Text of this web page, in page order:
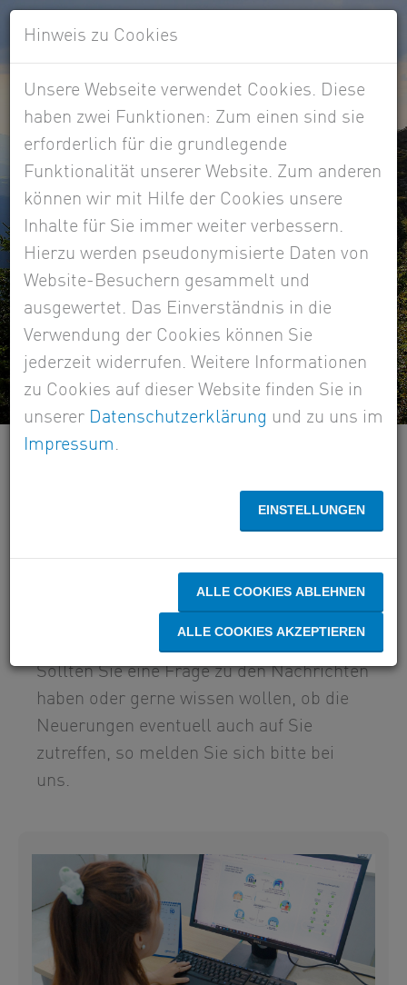
Blog
Informationen aus der Kanzlei Gernoth
Wir bieten Ihnen wöchentlich interessante
Informationen zu aktuellen
Veränderungen in steuerlichen,
Sollten Sie eine Frage zu den Nachrichten
haben oder gerne wissen wollen, ob die
Neuerungen eventuell auch auf Sie
zutreffen, so melden Sie sich bitte bei
uns.
Hinweis zu Cookies
Unsere Webseite verwendet Cookies. Diese
haben zwei Funktionen: Zum einen sind sie
erforderlich für die grundlegende
Funktionalität unserer Website. Zum anderen
können wir mit Hilfe der Cookies unsere
Inhalte für Sie immer weiter verbessern.
Hierzu werden pseudonymisierte Daten von
Website-Besuchern gesammelt und
ausgewertet. Das Einverständnis in die
Verwendung der Cookies können Sie
jederzeit widerrufen. Weitere Informationen
zu Cookies auf dieser Website finden Sie in
unserer Datenschutzerklärung und zu uns im
Impressum .
EINSTELLUNGEN
ALLE COOKIES ABLEHNEN
ALLE COOKIES AKZEPTIEREN